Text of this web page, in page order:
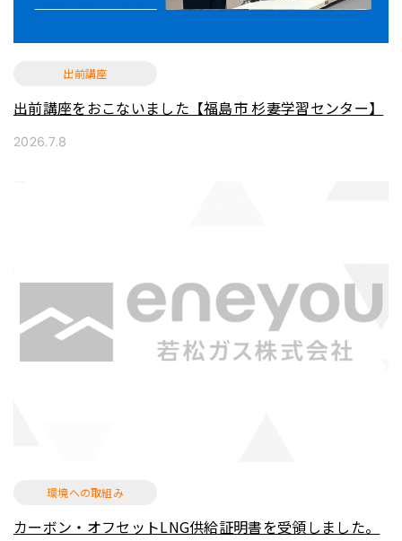
2026.7.8
出前講座
出前講座をおこないました【福島市 杉妻学習センター】
環境への取組み
カーボン・オフセットLNG供給証明書を受領しました。